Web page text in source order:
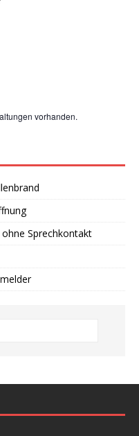
vorhanden.
ohne Sprechkontakt